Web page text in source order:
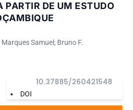
PARTIR DE UM ESTUDO
Samuel; Bruno F.
DOI
10.37885/260421548